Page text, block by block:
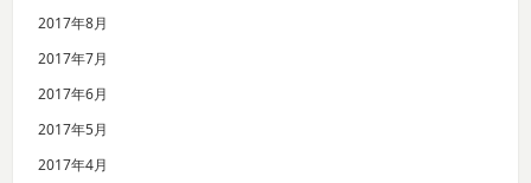
2017年8月
2017年7月
2017年6月
2017年5月
2017年4月